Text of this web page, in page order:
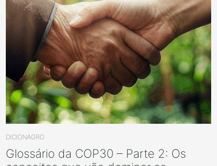
DICIONAGRO
Glossário da COP30 – Parte 2: Os